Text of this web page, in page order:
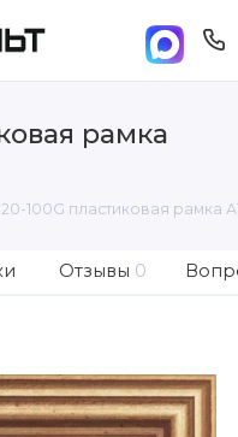
рамка
100G пластиковая рамка
Отзывы 0